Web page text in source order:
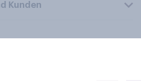
Kunden
PLC. Alle Rechte vorbehalten.